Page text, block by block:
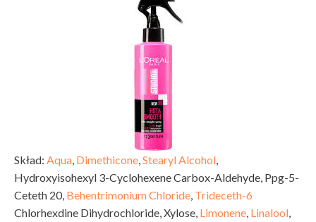
Skład: Aqua Dimethicone Stearyl Alcohol
Hydroxyisohexyl 3-Cyclohexene Carbox-Aldehyde, Ppg-5-
Ceteth 20, Behentrimonium Chloride Trideceth-6
Chlorhexdine Dihydrochloride, Xylose, Limonene Linalool